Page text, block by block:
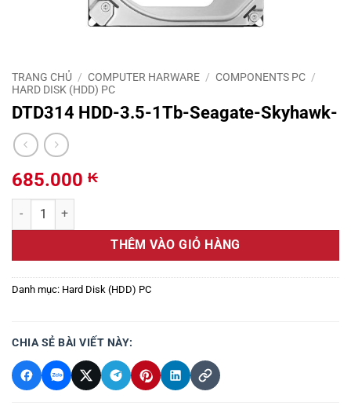
TRANG CHỦ / COMPUTER HARWARE / COMPONENTS PC /
HARD DISK (HDD) PC
DTD314 HDD-3.5-1Tb-Seagate-Skyhawk-
685.000 ₭
DTD314 HDD-3.5-1Tb-Seagate-Skyhawk- số lượng
THÊM VÀO GIỎ HÀNG
Danh mục: Hard Disk (HDD) PC
CHIA SẺ BÀI VIẾT NÀY: